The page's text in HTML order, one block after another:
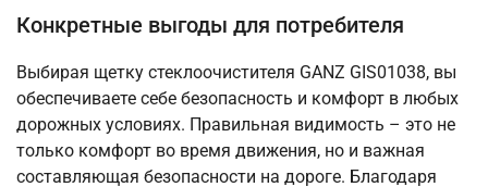
Конкретные выгоды для потребителя
Выбирая щетку стеклоочистителя GANZ GIS01038, вы
обеспечиваете себе безопасность и комфорт в любых
дорожных условиях. Правильная видимость – это не
только комфорт во время движения, но и важная
составляющая безопасности на дороге. Благодаря